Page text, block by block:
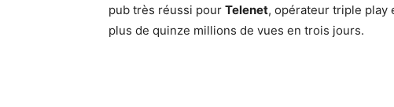
pub très réussi pour Telenet, opérateur triple play
plus de quinze millions de vues en trois jours.